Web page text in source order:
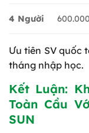
4 Người 600.000
Ưu tiên SV quốc
tháng nhập học.
Kết Luận:
Toàn Cầu
SUN